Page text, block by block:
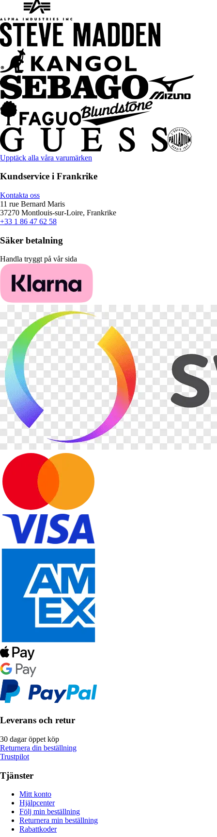
Upptäck alla våra varumärken
Kundservice i Frankrike
Kontakta oss
11 rue Bernard Maris
37270 Montlouis-sur-Loire, Frankrike
+33 1 86 47 62 58
Säker betalning
Handla tryggt på vår sida
Leverans och retur
30 dagar öppet köp
Returnera din beställning
Trustpilot
Tjänster
Mitt konto
Hjälpcenter
Följ min beställning
Returnera min beställning
Rabattkoder